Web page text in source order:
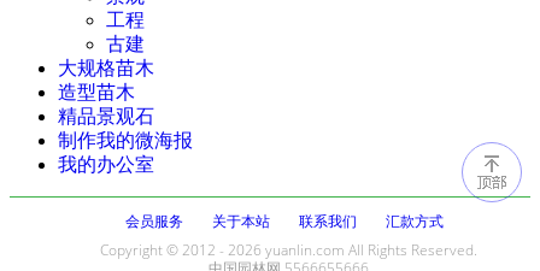
工程
古建
大规格苗木
造型苗木
精品景观石
制作我的微海报
我的办公室
会员服务 关于本站 联系我们
汇款方式
Copyright © 2012 - 2026 yuanlin.com All Rights Reserved.